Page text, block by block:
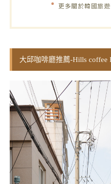
更多關於韓國旅
大邱咖啡廳推薦-Hills coffee